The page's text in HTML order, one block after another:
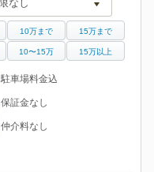
10万まで 15万まで
10〜15万 15万以上
駐車場料金込
保証金なし
仲介料なし